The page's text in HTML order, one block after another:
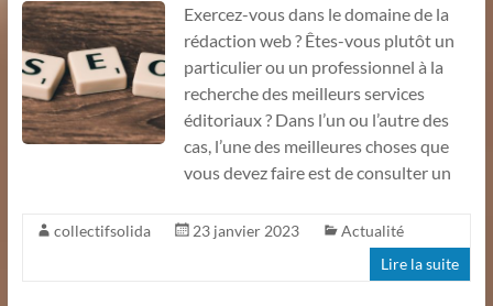
Exercez-vous dans le domaine de la
rédaction web ? Êtes-vous plutôt un
particulier ou un professionnel à la
recherche des meilleurs services
éditoriaux ? Dans l’un ou l’autre des
cas, l’une des meilleures choses que
vous devez faire est de consulter un
collectifsolida 23 janvier 2023
Actualité
Lire la suite